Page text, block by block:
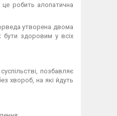
робить алопатична
утворена двома
бути здоровим у всіх
позбавляє
хвороб, на які йдуть